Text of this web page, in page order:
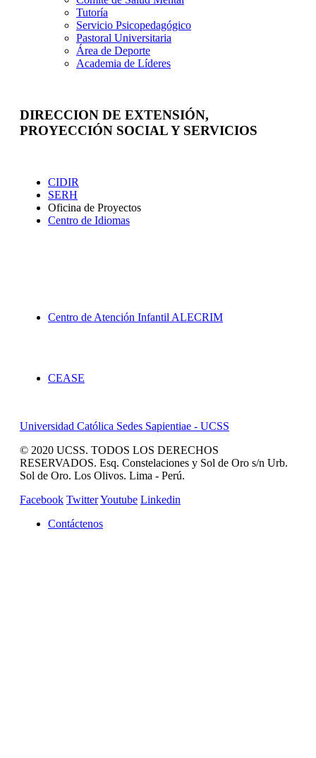
Tutoría
Servicio Psicopedagógico
Pastoral Universitaria
Área de Deporte
Academia de Líderes
DIRECCION DE EXTENSIÓN,
PROYECCIÓN SOCIAL Y SERVICIOS
CIDIR
SERH
Oficina de Proyectos
Centro de Idiomas
Centro de Atención Infantil ALECRIM
CEASE
Universidad Católica Sedes Sapientiae - UCSS
© 2020 UCSS. TODOS LOS DERECHOS
RESERVADOS. Esq. Constelaciones y Sol de Oro s/n Urb.
Sol de Oro. Los Olivos. Lima - Perú.
Facebook TwitterYoutube Linkedin
Contáctenos